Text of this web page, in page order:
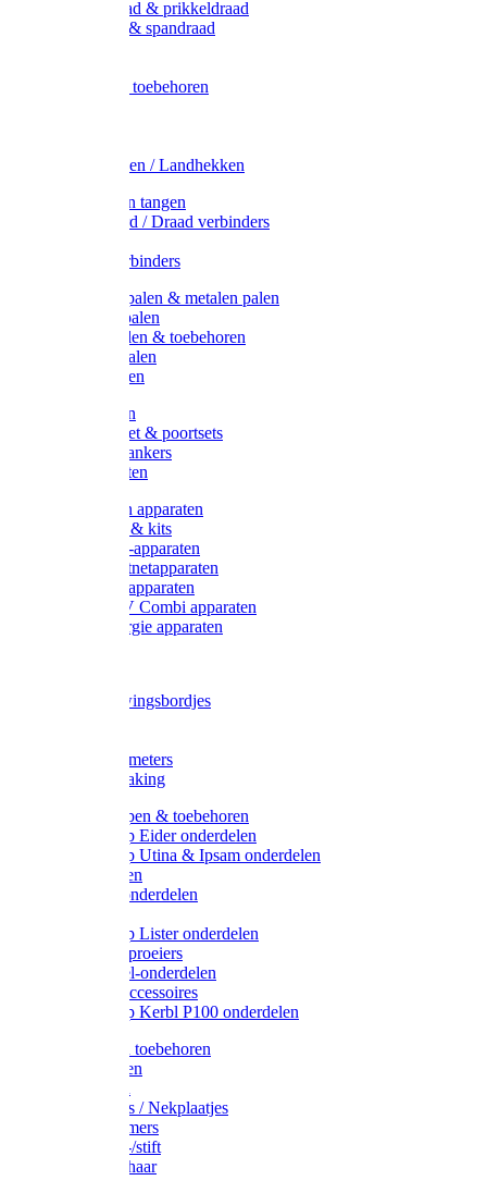
Metaal draad & prikkeldraad
Binddraad & spandraad
Afrasternet toebehoren
Weidehekken / Landhekken
Spanners en tangen
Lint / Koord / Draad verbinders
Litzclip verbinders
Recycling palen & metalen palen
Kunststof palen
T-Post t-palen & toebehoren
Glasfiber palen
Houten palen
Poortgrepen
Doorgangset & poortsets
Poortgreepankers
Weidepoorten
Onderdelen apparaten
Starter sets & kits
9V Batterij-apparaten
230V Lichtnetapparaten
12V Accu-apparaten
230V / 12V Combi apparaten
Zonne-energie apparaten
Waarschuwingsbordjes
Wegers en meters
Video bewaking
Weidepompen & toebehoren
Weidepomp Eider onderdelen
Weidepomp Utina & Ipsam onderdelen
Drinkbakken
Drinkbak onderdelen
Weidepomp Lister onderdelen
Nippels / Sproeiers
Drinknippel-onderdelen
Drinkbak accessoires
Weidepomp Kerbl P100 onderdelen
Oormerken toebehoren
Enkelbanden
Halsplaatjes / Nekplaatjes
Kokernummers
Merkspray-/stift
Veemerkschaar